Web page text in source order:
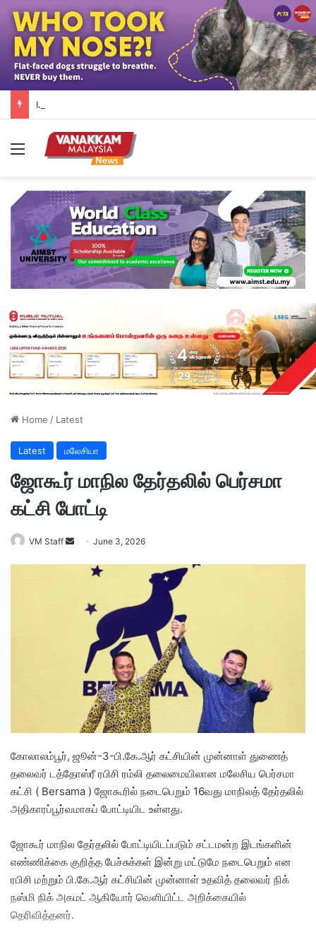
Menu
Home / Latest
Latest மலேசியா
ஜோகூர் மாநில தேர்தலில் பெர்சமா
கட்சி போட்டி
VM Staff June 3, 2026
கோலாலம்பூர், ஜூன்-3-பி.கே.ஆர் கட்சியின் முன்னாள் துணைத்
தலைவர் டத்தோஸ்ரீ ரபிசி ரம்லி தலைமையிலான மலேசிய பெர்சமா
கட்சி ( Bersama ) ஜோகூரில் நடைபெறும் 16வது மாநிலத் தேர்தலில்
அதிகாரப்பூர்வமாகப் போட்டியிட உள்ளது.
ஜோகூர் மாநில தேர்தலில் போட்டியிடப்படும் சட்டமன்ற இடங்களின்
எண்ணிக்கை குறித்த பேச்சுக்கள் இன்று மட்டுமே நடைபெறும் என
ரபிசி மற்றும் பி.கே.ஆர் கட்சியின் முன்னாள் உதவித் தலைவர் நிக்
நஸ்மி நிக் அகமட் ஆகியோர் வெளியிட்ட அறிக்கையில்
தெரிவித்தனர்.